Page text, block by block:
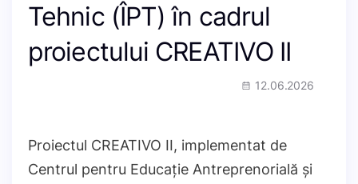
Tehnic (ÎPT) în cadrul
proiectului CREATIVO II
12.06.2026
Proiectul CREATIVO II, implementat de
Centrul pentru Educație Antreprenorială și